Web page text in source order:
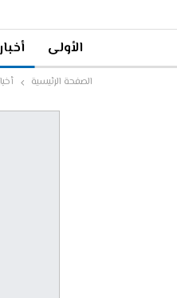
الأولى أخبار
الصفحة الرئيسية